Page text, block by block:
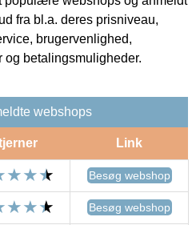
fra bl.a. deres prisniveau,
brugervenlighed,
og betalingsmuligheder.
webshops
Link
Besøg webshop
Besøg webshop